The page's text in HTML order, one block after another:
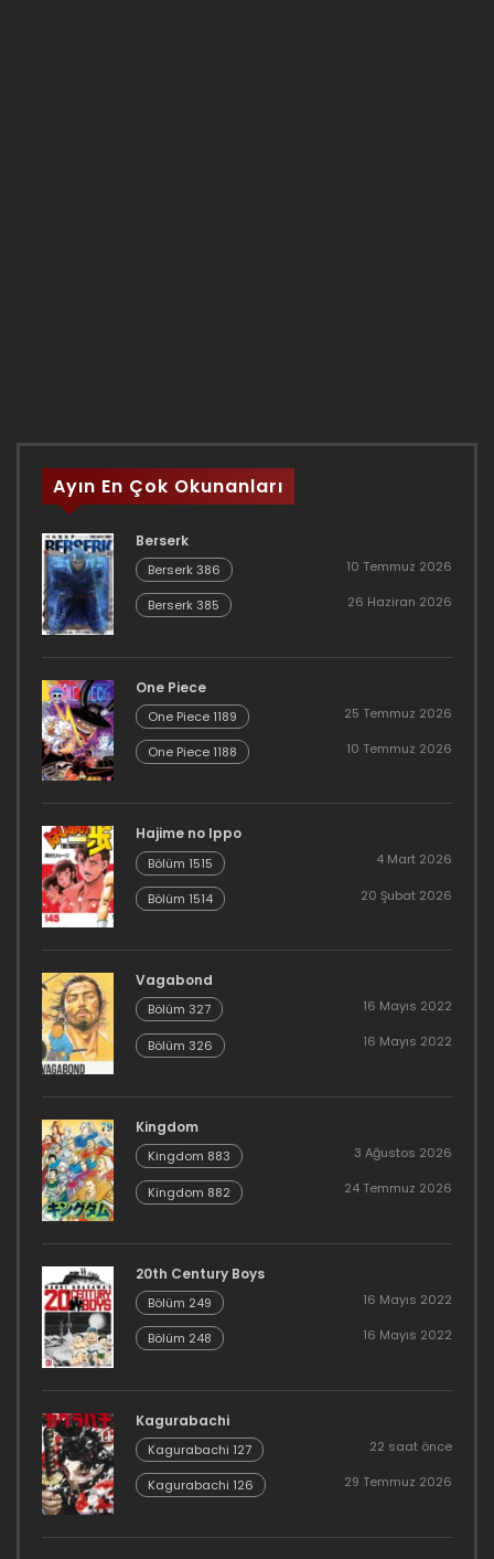
Ayın En Çok Okunanları
Berserk
Berserk 386 10 Temmuz 2026
Berserk 385 26 Haziran 2026
One Piece
One Piece 1189 25 Temmuz 2026
One Piece 1188 10 Temmuz 2026
Hajime no Ippo
Bölüm 1515 4 Mart 2026
Bölüm 1514 20 Şubat 2026
Vagabond
Bölüm 327 16 Mayıs 2022
Bölüm 326 16 Mayıs 2022
Kingdom
Kingdom 883 3 Ağustos 2026
Kingdom 882 24 Temmuz 2026
20th Century Boys
Bölüm 249 16 Mayıs 2022
Bölüm 248 16 Mayıs 2022
Kagurabachi
Kagurabachi 127 22 saat önce
Kagurabachi 126 29 Temmuz 2026